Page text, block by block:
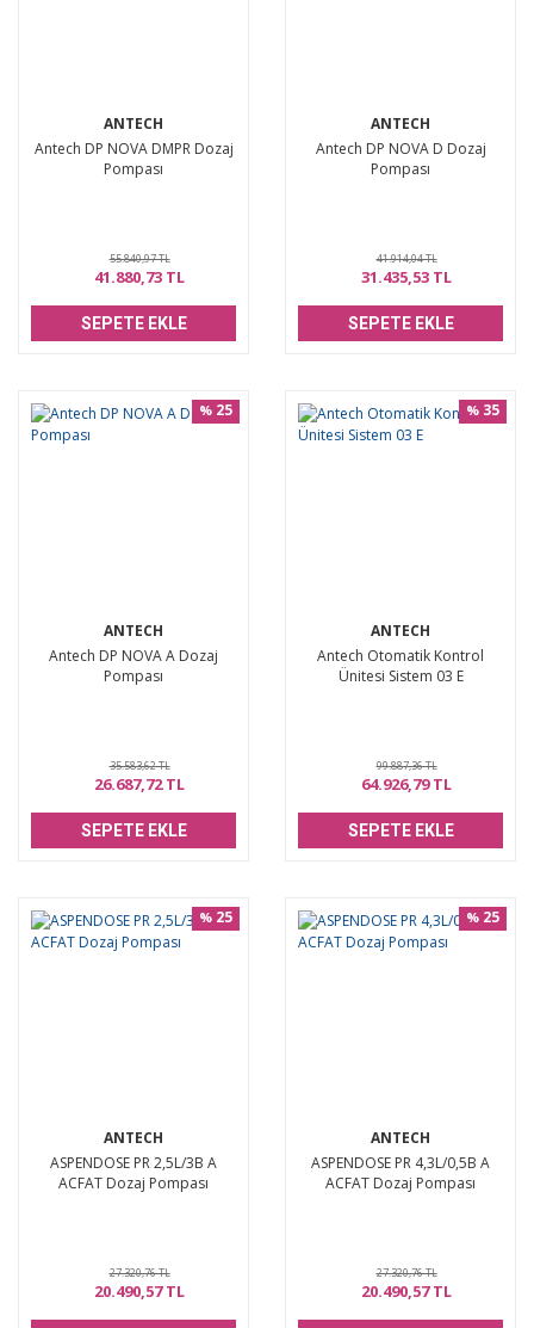
ANTECH
Antech DP NOVA DMPR Dozaj
Pompası
55.840,97 TL
41.880,73 TL
SEPETE EKLE
ANTECH
Antech DP NOVA D Dozaj
Pompası
41.914,04 TL
31.435,53 TL
SEPETE EKLE
ANTECH
Antech DP NOVA A Dozaj
Pompası
% 25
35.583,62 TL
26.687,72 TL
SEPETE EKLE
ANTECH
Antech Otomatik Kontrol
Ünitesi Sistem 03 E
% 35
99.887,36 TL
64.926,79 TL
SEPETE EKLE
ANTECH
ASPENDOSE PR 2,5L/3B A
ACFAT Dozaj Pompası
% 25
27.320,76 TL
20.490,57 TL
ANTECH
ASPENDOSE PR 4,3L/0,5B A
ACFAT Dozaj Pompası
% 25
27.320,76 TL
20.490,57 TL